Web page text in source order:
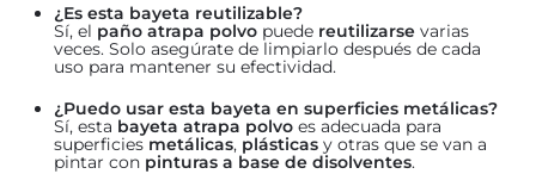
¿Es esta bayeta reutilizable?
Sí, el paño atrapa polvo puede reutilizarse varias
veces. Solo asegúrate de limpiarlo después de cada
uso para mantener su efectividad.
¿Puedo usar esta bayeta en superficies metálicas?
Sí, esta bayeta atrapa polvo es adecuada para
superficies metálicas, plásticas y otras que se van a
pintar con pinturas a base de disolventes.